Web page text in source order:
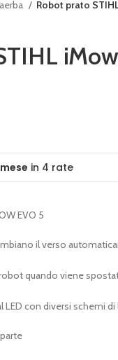
Robot prato
EVO 5
il verso
quando viene
con diversi schemi di